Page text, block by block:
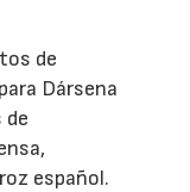
de
Dársena
de
español.